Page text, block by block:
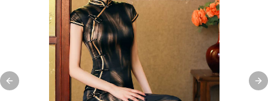
Previous slide